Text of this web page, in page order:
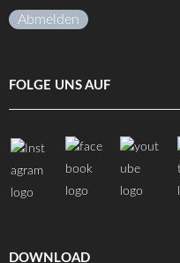
Abmelden
FOLGE UNS AUF
DOWNLOAD